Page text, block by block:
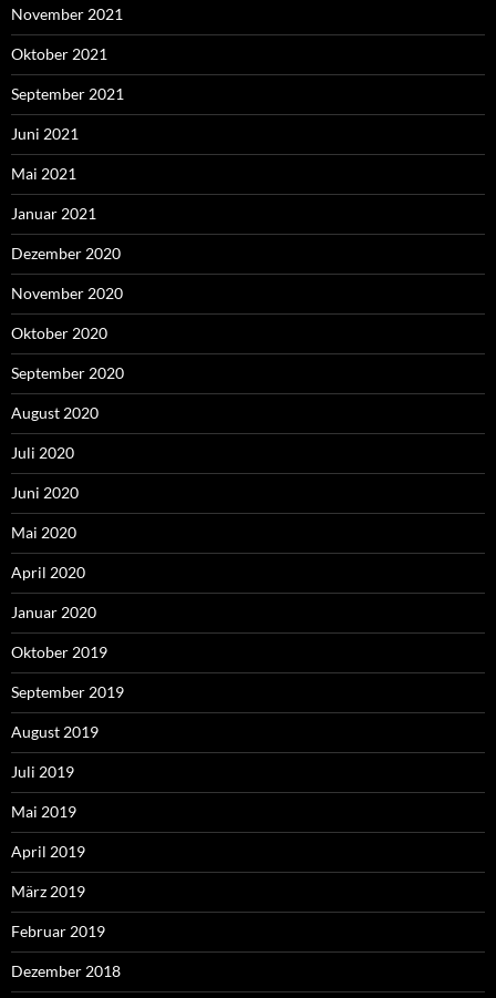
November 2021
Oktober 2021
September 2021
Juni 2021
Mai 2021
Januar 2021
Dezember 2020
November 2020
Oktober 2020
September 2020
August 2020
Juli 2020
Juni 2020
Mai 2020
April 2020
Januar 2020
Oktober 2019
September 2019
August 2019
Juli 2019
Mai 2019
April 2019
März 2019
Februar 2019
Dezember 2018